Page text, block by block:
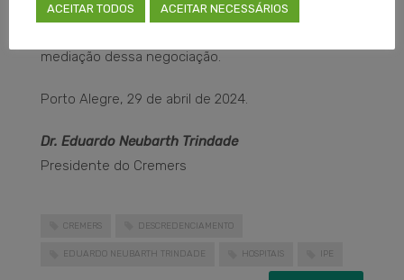
mediação dessa negociação.
Porto Alegre, 29 de abril de 2024.
Dr. Eduardo Neubarth Trindade
Presidente do Cremers
CREMERS DESCREDENCIAMENTO
EDUARDO NEUBARTH TRINDADE HOSPITAIS IPE
ACEITAR TODOS ACEITAR NECESSÁRIOS